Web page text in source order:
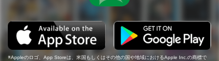
Appleのロゴ、App Storeは、米国もしくはその他の国や地域におけるApple Inc.の商標で